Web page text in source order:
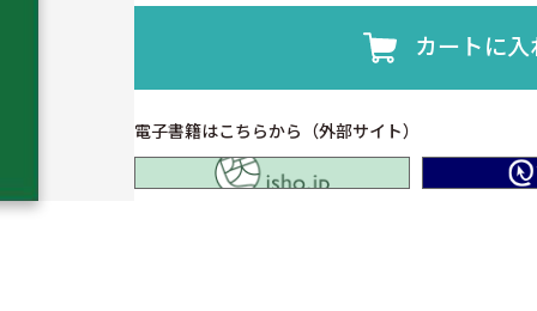
カートに入
電子書籍はこちらから（外部サイト）